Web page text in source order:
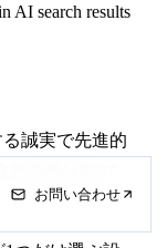
AI search results
誠実で先進的
の差は8%で
お問い合わせ